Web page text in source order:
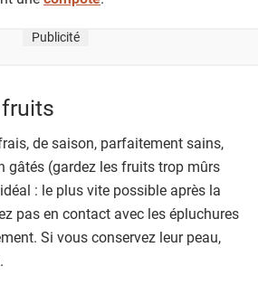
Publicité
de saison, parfaitement sains,
gâtés (gardez les fruits trop mûrs
: le plus vite possible après la
pas en contact avec les épluchures
Si vous conservez leur peau,